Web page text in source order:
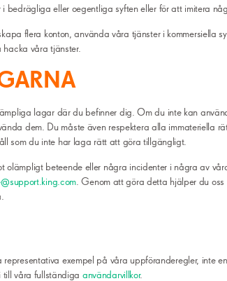
bedrägliga eller oegentliga syften eller för att imitera
flera konton, använda våra tjänster i kommersiella
hacka våra tjänster.
lagar där du befinner dig. Om du inte kan
dem. Du måste även respektera alla immateriella
som du inte har laga rätt att göra tillgängligt.
olämpligt beteende eller några incidenter i några av
. Genom att göra detta hjälper du
exempel på våra uppföranderegler, inte
till våra fullständiga användarvillkor.